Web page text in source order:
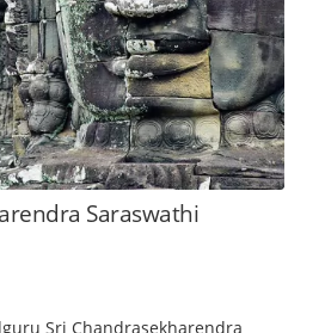
Saraswathi
Sri Chandrasekharendra